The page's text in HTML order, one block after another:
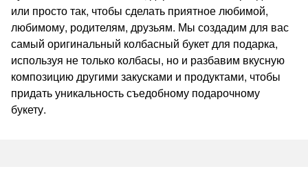
или просто так, чтобы сделать приятное любимой,
любимому, родителям, друзьям. Мы создадим для вас
самый оригинальный колбасный букет для подарка,
используя не только колбасы, но и разбавим вкусную
композицию другими закусками и продуктами, чтобы
придать уникальность съедобному подарочному
букету.